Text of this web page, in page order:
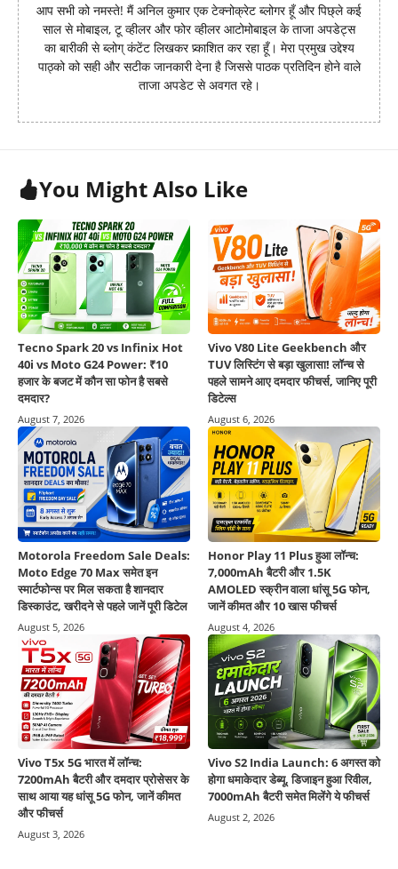
आप सभी को नमस्ते! मैं अनिल कुमार एक टेक्नोक्रेट ब्लोगर हूँ और पिछ्ले कई
साल से मोबाइल, टू व्हीलर और फोर व्हीलर आटोमोबाइल के ताजा अपडेट्स
का बारीकी से ब्लोग् कंटेंट लिखकर प्र्काशित कर रहा हूँ। मेरा प्रमुख उद्देश्य
पाठ्को को सही और सटीक जानकारी देना है जिससे पाठक प्रतिदिन होने वाले
ताजा अपडेट से अवगत रहे।
You Might Also Like
Tecno Spark 20 vs Infinix Hot
40i vs Moto G24 Power: ₹10
हजार के बजट में कौन सा फोन है सबसे
दमदार?
August 7, 2026
Vivo V80 Lite Geekbench और
TUV लिस्टिंग से बड़ा खुलासा! लॉन्च से
पहले सामने आए दमदार फीचर्स, जानिए पूरी
डिटेल्स
August 6, 2026
Motorola Freedom Sale Deals:
Moto Edge 70 Max समेत इन
स्मार्टफोन्स पर मिल सकता है शानदार
डिस्काउंट, खरीदने से पहले जानें पूरी डिटेल
August 5, 2026
Honor Play 11 Plus हुआ लॉन्च:
7,000mAh बैटरी और 1.5K
AMOLED स्क्रीन वाला धांसू 5G फोन,
जानें कीमत और 10 खास फीचर्स
August 4, 2026
Vivo T5x 5G भारत में लॉन्च:
7200mAh बैटरी और दमदार प्रोसेसर के
साथ आया यह धांसू 5G फोन, जानें कीमत
और फीचर्स
August 3, 2026
Vivo S2 India Launch: 6 अगस्त को
होगा धमाकेदार डेब्यू, डिजाइन हुआ रिवील,
7000mAh बैटरी समेत मिलेंगे ये फीचर्स
August 2, 2026